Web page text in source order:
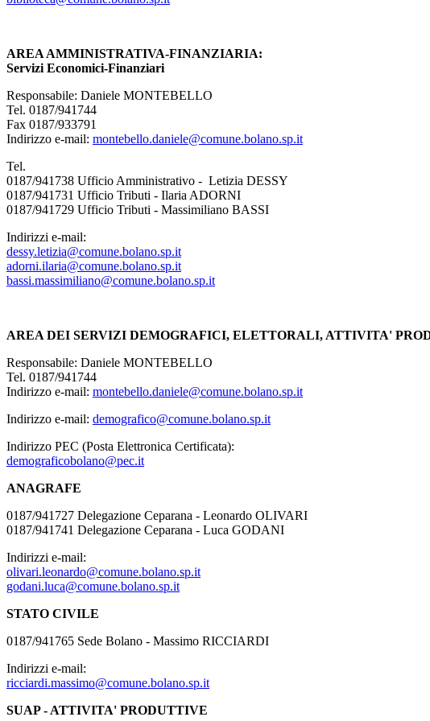
AREA AMMINISTRATIVA-FINANZIARIA:
Servizi Economici-Finanziari
Responsabile: Daniele MONTEBELLO
Tel. 0187/941744
Fax 0187/933791
Indirizzo e-mail: montebello.daniele@comune.bolano.sp.it
Tel.
0187/941738 Ufficio Amministrativo - Letizia DESSY
0187/941731 Ufficio Tributi - Ilaria ADORNI
0187/941729 Ufficio Tributi - Massimiliano BASSI
Indirizzi e-mail:
dessy.letizia@comune.bolano.sp.it
adorni.ilaria@comune.bolano.sp.it
bassi.massimiliano@comune.bolano.sp.it
AREA DEI SERVIZI DEMOGRAFICI, ELETTORALI, ATTIVITA'
Responsabile: Daniele MONTEBELLO
Tel. 0187/941744
Indirizzo e-mail: montebello.daniele@comune.bolano.sp.it
Indirizzo e-mail: demografico@comune.bolano.sp.it
Indirizzo PEC (Posta Elettronica Certificata):
demograficobolano@pec.it
ANAGRAFE
0187/941727 Delegazione Ceparana - Leonardo OLIVARI
0187/941741 Delegazione Ceparana - Luca GODANI
Indirizzi e-mail:
olivari.leonardo@comune.bolano.sp.it
godani.luca@comune.bolano.sp.it
STATO CIVILE
0187/941765 Sede Bolano - Massimo RICCIARDI
Indirizzi e-mail:
ricciardi.massimo@comune.bolano.sp.it
SUAP - ATTIVITA' PRODUTTIVE